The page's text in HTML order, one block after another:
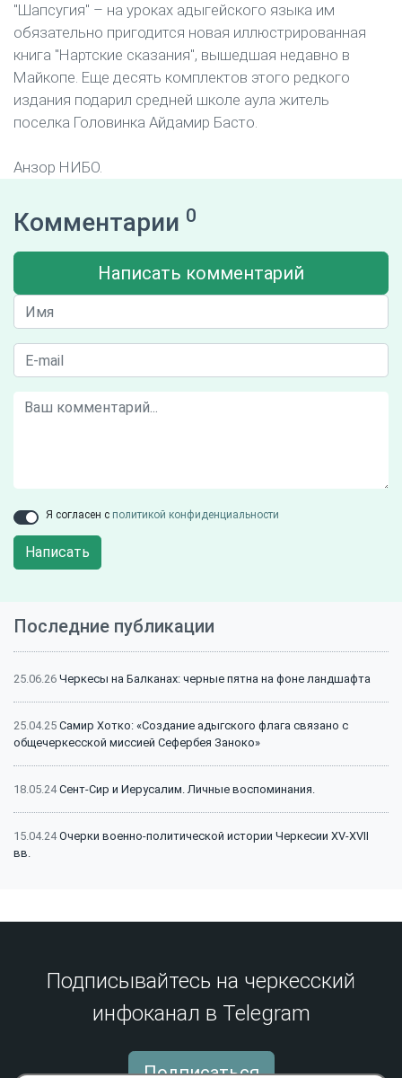
"Шапсугия" – на уроках адыгейского языка им
обязательно пригодится новая иллюстрированная
книга "Нартские сказания", вышедшая недавно в
Майкопе. Еще десять комплектов этого редкого
издания подарил средней школе аула житель
поселка Головинка Айдамир Басто.
Анзор НИБО.
Комментарии 0
Написать комментарий
Я согласен с политикой конфиденциальности
Написать
Последние публикации
25.06.26 Черкесы на Балканах: черные пятна на фоне ландшафта
25.04.25 Самир Хотко: «Создание адыгского флага связано с
общечеркесской миссией Сефербея Заноко»
18.05.24Сент-Сир и Иерусалим. Личные воспоминания.
15.04.24Очерки военно-политической истории Черкесии XV-XVII
вв.
Сражение на реке Афипс (1570 г.): исторический контекст
159 лет со дня окончания Кавказской войны
Подписывайтесь на черкесский
инфоканал в Telegram
Подписаться